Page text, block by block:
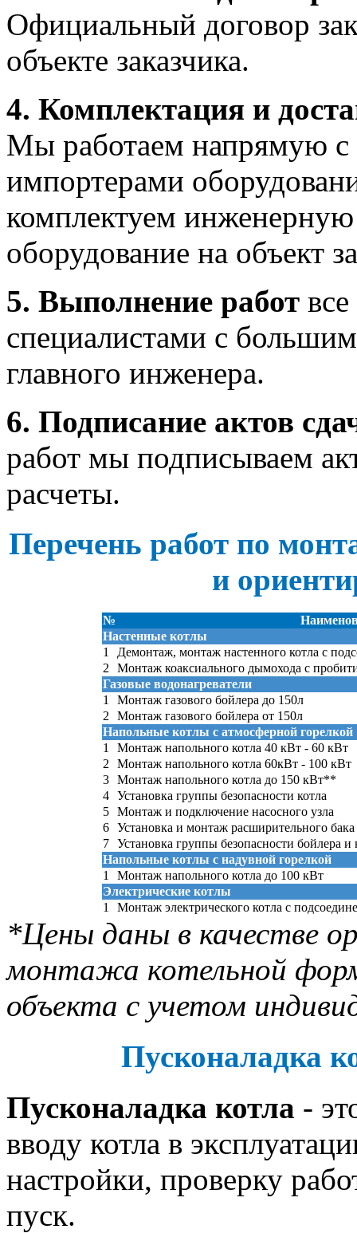
Официальный договор
объекте заказчика.
4. Комплектация и
Мы работаем напрямую с
импортерами
комплектуем
оборудование на объект
5. Выполнение работ
специалистами с
главного инженера.
6. Подписание актов
работ мы подписываем
расчеты.
Перечень работ по
и
№
Настенные котлы
1
Демонтаж, монтаж настенного котла с
2
Монтаж коаксиального дымохода с
Газовые водонагреватели
1
Монтаж газового бойлера до 150л
2
Монтаж газового бойлера от 150л
Напольные котлы с атмосферной горелкой
1
Монтаж напольного котла 40 кВт - 60 кВт
2
Монтаж напольного котла 60кВт - 100 кВт
3 Монтаж напольного котла до 150 кВт**
4 Установка группы безопасности котла
5 Монтаж и подключение насосного узла
6 Установка и монтаж расширительного
7 Установка группы безопасности бойлера и
Напольные котлы с надувной горелкой
1
Монтаж напольного котла до 100 кВт
Электрические котлы
1
Монтаж электрического котла с
*Цены даны в качестве
монтажа котельной
объекта с учетом
Пусконаладка
Пусконаладка котла -
вводу котла в
настройки, проверку
пуск.